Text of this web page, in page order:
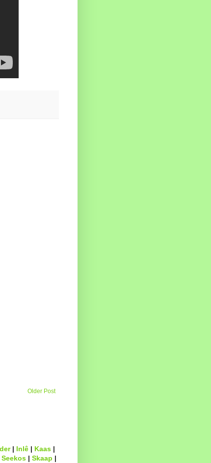
Older Post
| Inlê | Kaas |
Seekos| Skaap |